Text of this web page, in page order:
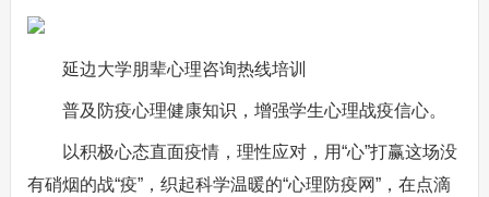
延边大学朋辈心理咨询热线培训
普及防疫心理健康知识，增强学生心理战疫信心。
以积极心态直面疫情，理性应对，用“心”打赢这场没
有硝烟的战“疫”，织起科学温暖的“心理防疫网”，在点滴